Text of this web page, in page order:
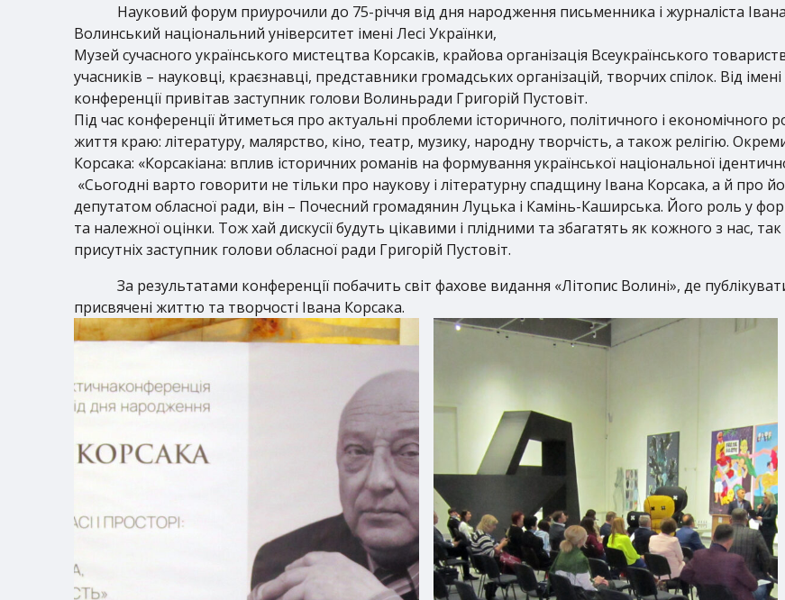
Науковий форум приурочили до 75-річчя від дня народження письменника і журналіста
Волинський національний університет імені Лесі Українки,
Музей сучасного українського мистецтва Корсаків, крайова організація Всеукраїнського
учасників – науковці, краєзнавці, представники громадських організацій, творчих спілок. Від
конференції привітав заступник голови Волиньради Григорій Пустовіт.
Під час конференції йтиметься про актуальні проблеми історичного, політичного і економічного
життя краю: літературу, малярство, кіно, театр, музику, народну творчість, а також релігію.
Корсака: «Корсакіана: вплив історичних романів на формування української національної
«Сьогодні варто говорити не тільки про наукову і літературну спадщину Івана Корсака, а й про
депутатом обласної ради, він – Почесний громадянин Луцька і Камінь-Каширська. Його роль у
та належної оцінки. Тож хай дискусії будуть цікавими і плідними та збагатять як кожного з нас,
присутніх заступник голови обласної ради Григорій Пустовіт.
За результатами конференції побачить світ фахове видання «Літопис Волині», де
присвячені життю та творчості Івана Корсака.